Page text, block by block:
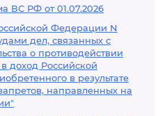
ВС РФ от 01.07.2026
Федерации N
дел, связанных с
о противодействии
доход Российской
в результате
направленных на